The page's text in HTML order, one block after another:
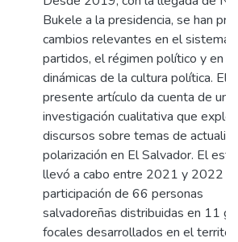
Bukele a la presidencia, se han
cambios relevantes en el sistema
partidos, el régimen político y en
dinámicas de la cultura política. El
presente artículo da cuenta de una
investigación cualitativa que
discursos sobre temas de
polarización en El Salvador. El
llevó a cabo entre 2021 y 2022
participación de 66 personas
salvadoreñas distribuidas en 11
focales desarrollados en el